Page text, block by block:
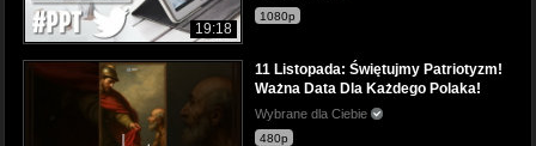
19:18
1080p
11 Listopada: Świętujmy Patriotyzm!
Ważna Data Dla Każdego Polaka!
Wybrane dla Ciebie
480p